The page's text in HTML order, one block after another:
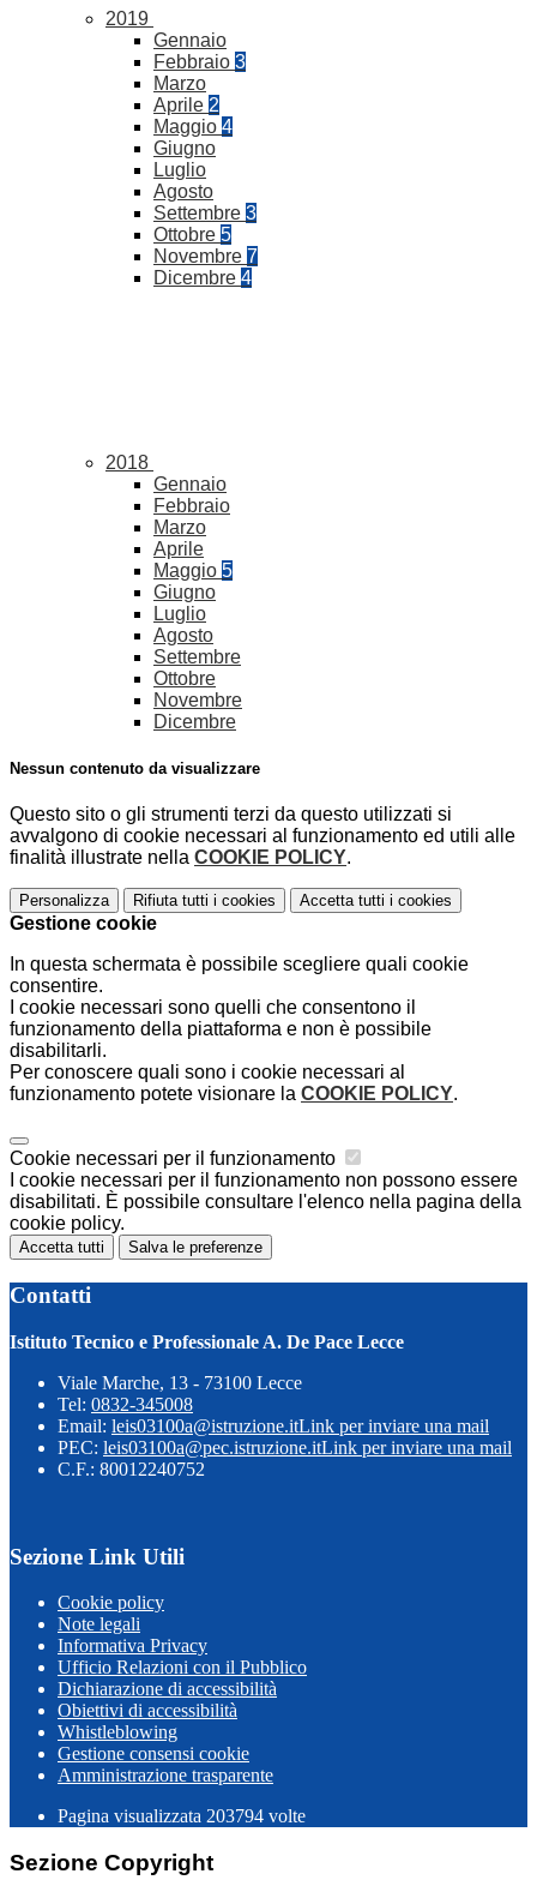
2019
Gennaio
Febbraio 3
Marzo
Aprile 2
Maggio 4
Giugno
Luglio
Agosto
Settembre 3
Ottobre 5
Novembre 7
Dicembre 4
2018
Gennaio
Febbraio
Marzo
Aprile
Maggio 5
Giugno
Luglio
Agosto
Settembre
Ottobre
Novembre
Dicembre
Nessun contenuto da visualizzare
Questo sito o gli strumenti terzi da questo utilizzati si
avvalgono di cookie necessari al funzionamento ed utili alle
finalità illustrate nella COOKIE POLICY.
Personalizza Rifiuta tutti i cookies Accetta tutti i cookies
Gestione cookie
In questa schermata è possibile scegliere quali cookie
consentire.
I cookie necessari sono quelli che consentono il
funzionamento della piattaforma e non è possibile
disabilitarli.
Per conoscere quali sono i cookie necessari al
funzionamento potete visionare la COOKIE POLICY.
Cookie necessari per il funzionamento
I cookie necessari per il funzionamento non possono essere
disabilitati. È possibile consultare l'elenco nella pagina della
cookie policy.
Accetta tutti Salva le preferenze
Contatti
Istituto Tecnico e Professionale A. De Pace Lecce
Viale Marche, 13 - 73100 Lecce
Tel: 0832-345008
Email: leis03100a@istruzione.itLink per inviare una mail
PEC: leis03100a@pec.istruzione.itLink per inviare una mail
C.F.: 80012240752
Sezione Link Utili
Cookie policy
Note legali
Informativa Privacy
Ufficio Relazioni con il Pubblico
Dichiarazione di accessibilità
Obiettivi di accessibilità
Whistleblowing
Gestione consensi cookie
Amministrazione trasparente
Pagina visualizzata 203794 volte
Sezione Copyright